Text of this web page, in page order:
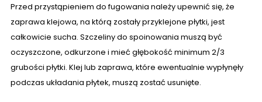
Przed przystąpieniem do fugowania należy upewnić się, że
zaprawa klejowa, na którą zostały przyklejone płytki, jest
całkowicie sucha. Szczeliny do spoinowania muszą być
oczyszczone, odkurzone i mieć głębokość minimum 2/3
grubości płytki. Klej lub zaprawa, które ewentualnie wypłynęły
podczas układania płytek, muszą zostać usunięte.